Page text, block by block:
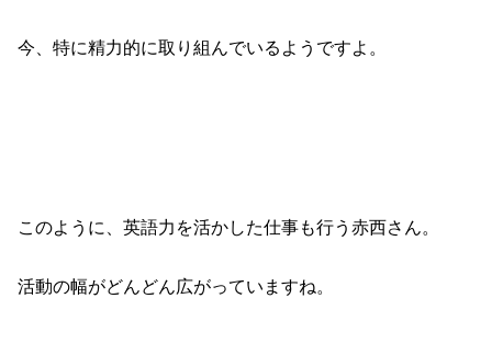
今、特に精力的に取り組んでいるようですよ。
このように、英語力を活かした仕事も行う赤西さん。
活動の幅がどんどん広がっていますね。